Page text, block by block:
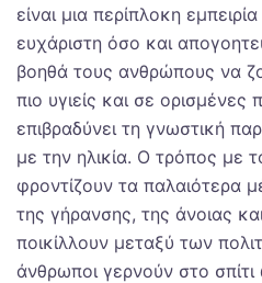
είναι μια περίπλοκη
ευχάριστη όσο και
βοηθά τους ανθρώπους να
πιο υγιείς και σε ορισμένες
επιβραδύνει τη γνωστική
με την ηλικία. Ο τρόπος με
φροντίζουν τα παλαιότερα
της γήρανσης, της άνοιας
ποικίλλουν μεταξύ των
άνθρωποι γερνούν στο